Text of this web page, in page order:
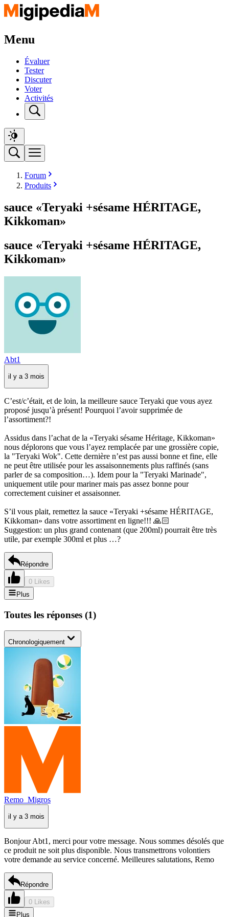
Menu
Évaluer
Tester
Discuter
Voter
Activités
Forum
Produits
sauce «Teryaki +sésame HÉRITAGE,
Kikkoman»
sauce «Teryaki +sésame HÉRITAGE,
Kikkoman»
Abt1
il y a 3 mois
C’est/c’était, et de loin, la meilleure sauce Teryaki que vous ayez
proposé jusqu’à présent! Pourquoi l’avoir supprimée de
l’assortiment?!
Assidus dans l’achat de la «Teryaki sésame Héritage, Kikkoman»
nous déplorons que vous l’ayez remplacée par une grossière copie,
la "Teryaki Wok". Cette dernière n’est pas aussi bonne et fine, elle
ne peut être utilisée pour les assaisonnements plus raffinés (sans
parler de sa composition…). Idem pour la "Teryaki Marinade",
uniquement utile pour mariner mais pas assez bonne pour
correctement cuisiner et assaisonner.
S’il vous plait, remettez la sauce «Teryaki +sésame HÉRITAGE,
Kikkoman» dans votre assortiment en ligne!!! 🙏🏻
Suggestion: un plus grand contenant (que 200ml) pourrait être très
utile, par exemple 300ml et plus …?
Répondre
0 Likes
Plus
Toutes les réponses (1)
Chronologiquement
Remo_Migros
il y a 3 mois
Bonjour Abt1, merci pour votre message. Nous sommes désolés que
ce produit ne soit plus disponible. Nous transmettrons volontiers
votre demande au service concerné. Meilleures salutations, Remo
Répondre
0 Likes
Plus